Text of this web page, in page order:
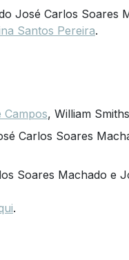
José Carlos Soares
Santos Pereira.
Campos, William
Carlos Soares
Soares Machado e
.